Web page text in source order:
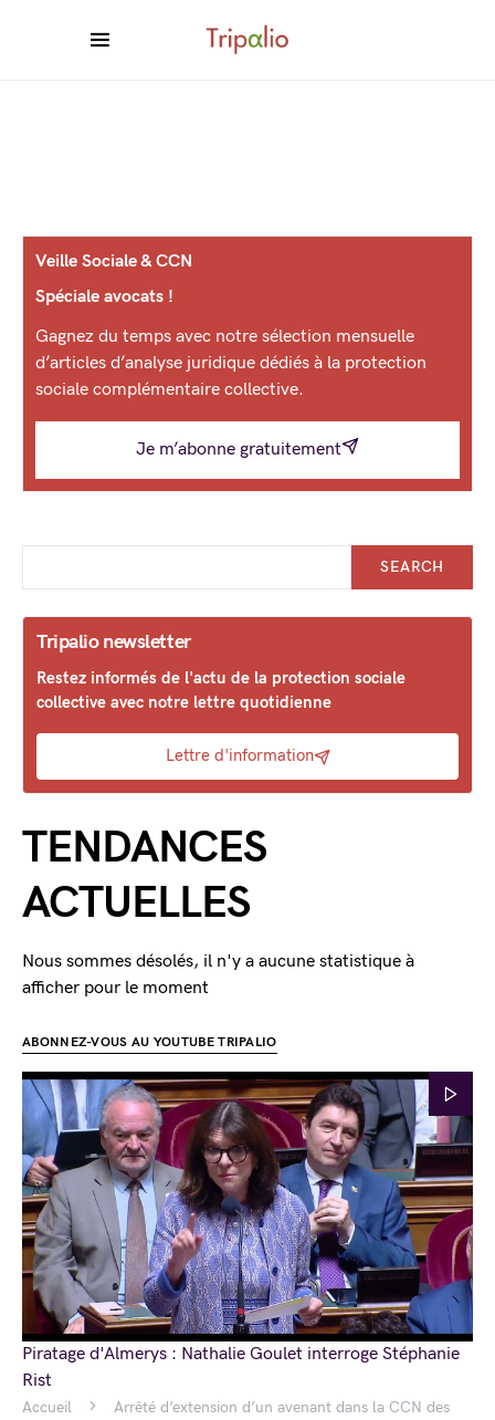
Accueil
Arrêté d’extension d’un avenant dans la CCN des
Veille Sociale & CCN
Spéciale avocats !
Gagnez du temps avec notre sélection mensuelle
d’articles d’analyse juridique dédiés à la protection
sociale complémentaire collective.
Je m’abonne gratuitement
SEARCH
Tripalio newsletter
Restez informés de l'actu de la protection sociale
collective avec notre lettre quotidienne
Lettre d'information
TENDANCES
ACTUELLES
Nous sommes désolés, il n'y a aucune statistique à
afficher pour le moment
ABONNEZ-VOUS AU YOUTUBE TRIPALIO
Piratage d'Almerys : Nathalie Goulet interroge Stéphanie
Rist